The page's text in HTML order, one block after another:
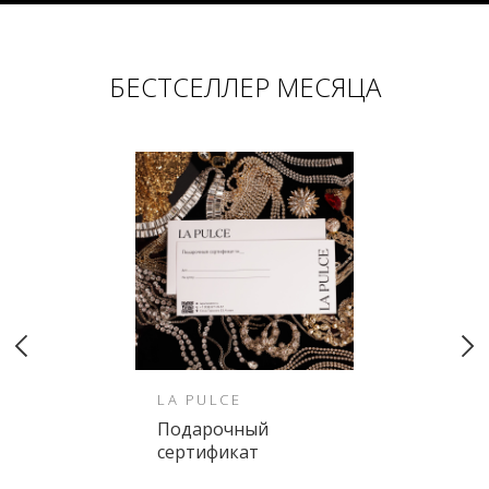
БЕСТСЕЛЛЕР МЕСЯЦА
LA PULCE
Подарочный
сертификат